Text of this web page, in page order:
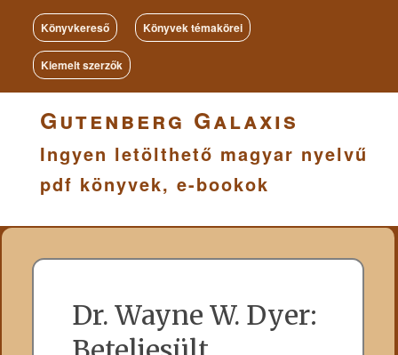
Könyvkereső Könyvek témakörei
Kiemelt szerzők
Gutenberg Galaxis
Ingyen letölthető magyar nyelvű
pdf könyvek, e-bookok
Dr. Wayne W. Dyer: